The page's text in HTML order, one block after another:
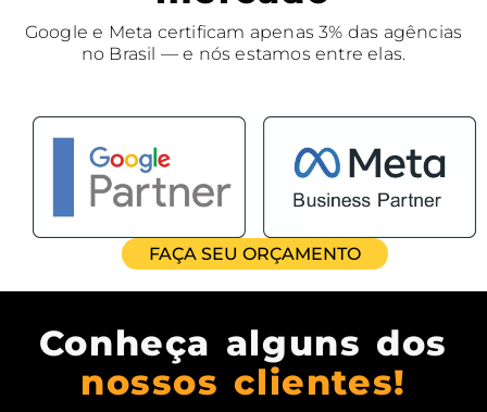
Google e Meta certificam apenas 3% das agências
no Brasil — e nós estamos entre elas.
FAÇA SEU ORÇAMENTO
Conheça alguns dos
nossos clientes!